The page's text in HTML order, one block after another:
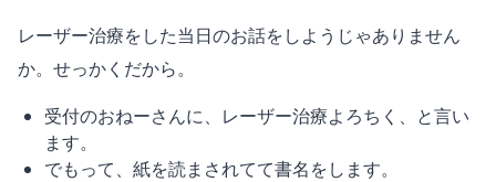
レーザー治療をした当日のお話をしようじゃありません
か。せっかくだから。
受付のおねーさんに、レーザー治療よろちく、と言い
ます。
でもって、紙を読まされてて書名をします。